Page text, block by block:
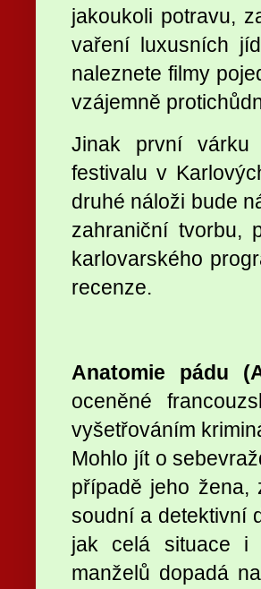
jakoukoli potravu,
vaření luxusních
naleznete filmy
vzájemně
Jinak první várku
festivalu v
druhé náloži bude
zahraniční tvorbu,
karlovarského
recenze.
Anatomie pádu
oceněné
vyšetřováním
Mohlo jít o
případě jeho žena,
soudní a detektivní
jak celá situace i
manželů dopadá